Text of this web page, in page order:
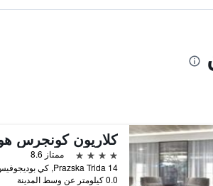
4 نجوم
ممتاز 8.6
0.0 كيلومتر عن وسط المدينة